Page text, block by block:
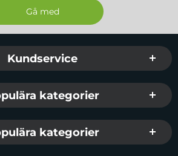
info och länkar
Kundservice
kategorier
kategorier